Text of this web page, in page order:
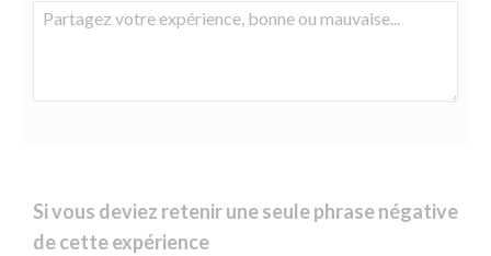
Si vous deviez retenir une seule phrase négative
de cette expérience